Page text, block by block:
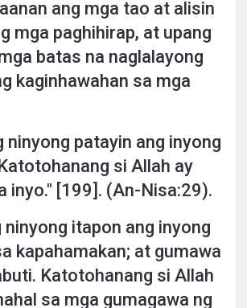
ang mga tao at alisin
mga paghihirap, at upang
batas na naglalayong
kaginhawahan sa mga
ninyong patayin ang inyong
si Allah ay
inyo." [199]. (An-Nisa:29).
ninyong itapon ang inyong
kapahamakan; at gumawa
Katotohanang si Allah
sa mga gumagawa ng